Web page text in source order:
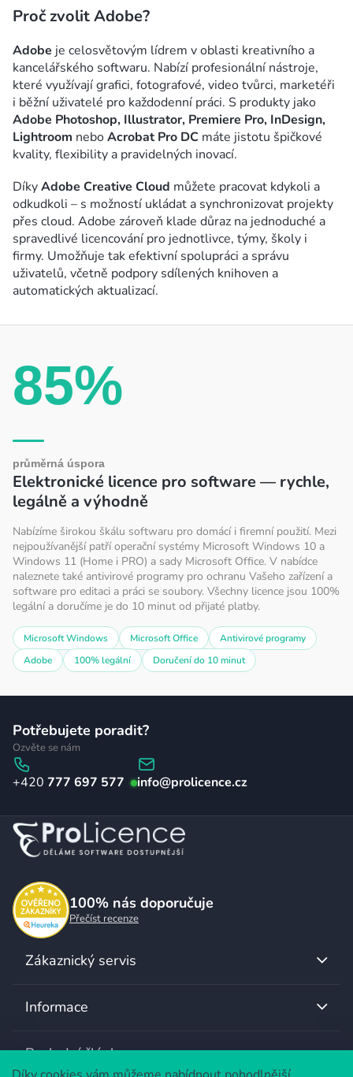
a
c
í
p
r
v
y
v
ý
p
i
Proč zvolit Adobe?
Adobe je celosvětovým lídrem v oblasti kreativního a
kancelářského softwaru. Nabízí profesionální nástroje,
které využívají grafici, fotografové, video tvůrci, marketéři
i běžní uživatelé pro každodenní práci. S produkty jako
Adobe Photoshop, Illustrator, Premiere Pro, InDesign,
Lightroom neboAcrobat Pro DC máte jistotu špičkové
kvality, flexibility a pravidelných inovací.
DíkyAdobe Creative Cloud můžete pracovat kdykoli a
odkudkoli – s možností ukládat a synchronizovat projekty
přes cloud. Adobe zároveň klade důraz na jednoduché a
spravedlivé licencování pro jednotlivce, týmy, školy i
firmy. Umožňuje tak efektivní spolupráci a správu
uživatelů, včetně podpory sdílených knihoven a
automatických aktualizací.
85%
průměrná úspora
Elektronické licence pro software — rychle,
legálně a výhodně
Nabízíme širokou škálu softwaru pro domácí i firemní použití. Mezi
nejpoužívanější patří operační systémy Microsoft Windows 10 a
Windows 11 (Home i PRO) a sady Microsoft Office. V nabídce
naleznete také antivirové programy pro ochranu Vašeho zařízení a
software pro editaci a práci se soubory. Všechny licence jsou 100%
legální a doručíme je do 10 minut od přijaté platby.
Microsoft Windows Microsoft Office
Antivirové programy
Adobe
100% legální Doručení do 10 minut
t
100% nás doporučuje
Přečíst recenze
Zákaznický servis
Informace
Poslední články
Potřebujete poradit?
Ozvěte se nám
777 697 577 info@prolicence.cz